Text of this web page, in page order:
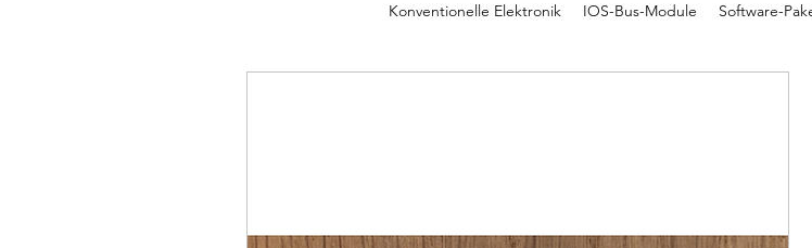
Konventionelle Elektronik IOS-Bus-Module Software-